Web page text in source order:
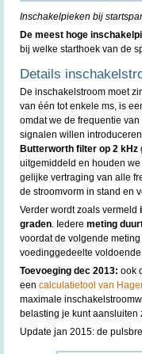
Inschakelpieken bij
De meest hoge
bij welke starthoek van de
Details
De inschakelstroom moet
van één tot enkele ms, is
omdat we de frequentie
signalen willen
Butterworth filter op 2 kHz
uitgemiddeld en houden
gelijke vertraging van alle
de stroomvorm in stand en
Verder wordt zoals vermeld
graden. Iedere meting
voordat de volgende
voedinggedeelte
Toevoeging dec 2013: ook
een calculatietool van
maximale
belasting je kunt
Update jan 2015: de